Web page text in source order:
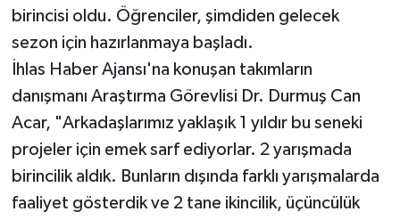
birincisi oldu. Öğrenciler, şimdiden gelecek
sezon için hazırlanmaya başladı.
İhlas Haber Ajansı'na konuşan takımların
danışmanı Araştırma Görevlisi Dr. Durmuş Can
Acar, "Arkadaşlarımız yaklaşık 1 yıldır bu seneki
projeler için emek sarf ediyorlar. 2 yarışmada
birincilik aldık. Bunların dışında farklı yarışmalarda
faaliyet gösterdik ve 2 tane ikincilik, üçüncülük